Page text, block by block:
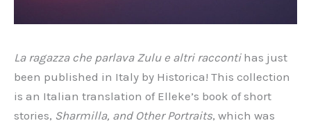
La ragazza che parlava Zulu e altri raccontihas just
been published in Italy by Historica! This collection
is an Italian translation of Elleke’s book of short
stories, Sharmilla, and Other Portraits, which was